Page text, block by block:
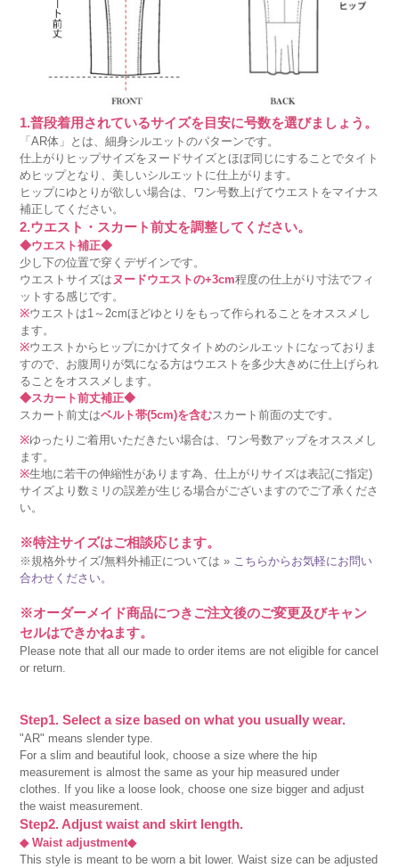
1.普段着用されているサイズを目安に号数を選びましょう。
「AR体」とは、細身シルエットのパターンです。
仕上がりヒップサイズをヌードサイズとほぼ同じにすることでタイト
めヒップとなり、美しいシルエットに仕上がります。
ヒップにゆとりが欲しい場合は、ワン号数上げてウエストをマイナス
補正してください。
2.ウエスト・スカート前丈を調整してください。
◆ウエスト補正◆
少し下の位置で穿くデザインです。
ウエストサイズは ヌードウエストの+3cm程度の仕上がり寸法でフィ
ットする感じです。
※ウエストは1～2cmほどゆとりをもって作られることをオススメし
ます。
※ウエストからヒップにかけてタイトめのシルエットになっておりま
すので、お腹周りが気になる方はウエストを多少大きめに仕上げられ
ることをオススメします。
◆スカート前丈補正◆
スカート前丈はベルト帯(5cm)を含むスカート前面の丈です。
※ゆったりご着用いただきたい場合は、ワン号数アップをオススメし
ます。
※生地に若干の伸縮性があります為、仕上がりサイズは表記(ご指定)
サイズより数ミリの誤差が生じる場合がございますのでご了承くださ
い。
※特注サイズはご相談応じます。
※規格外サイズ/無料外補正については » こちらからお気軽にお問い
合わせください。
※オーダーメイド商品につきご注文後のご変更及びキャン
セルはできかねます。
Please note that all our made to order items are not eligible for cancel
or return.
Step1. Select a size based on what you usually wear.
"AR" means slender type.
For a slim and beautiful look, choose a size where the hip
measurement is almost the same as your hip measured under
clothes. If you like a loose look, choose one size bigger and adjust
the waist measurement.
Step2. Adjust waist and skirt length.
◆ Waist adjustment◆
This style is meant to be worn a bit lower. Waist size can be adjusted